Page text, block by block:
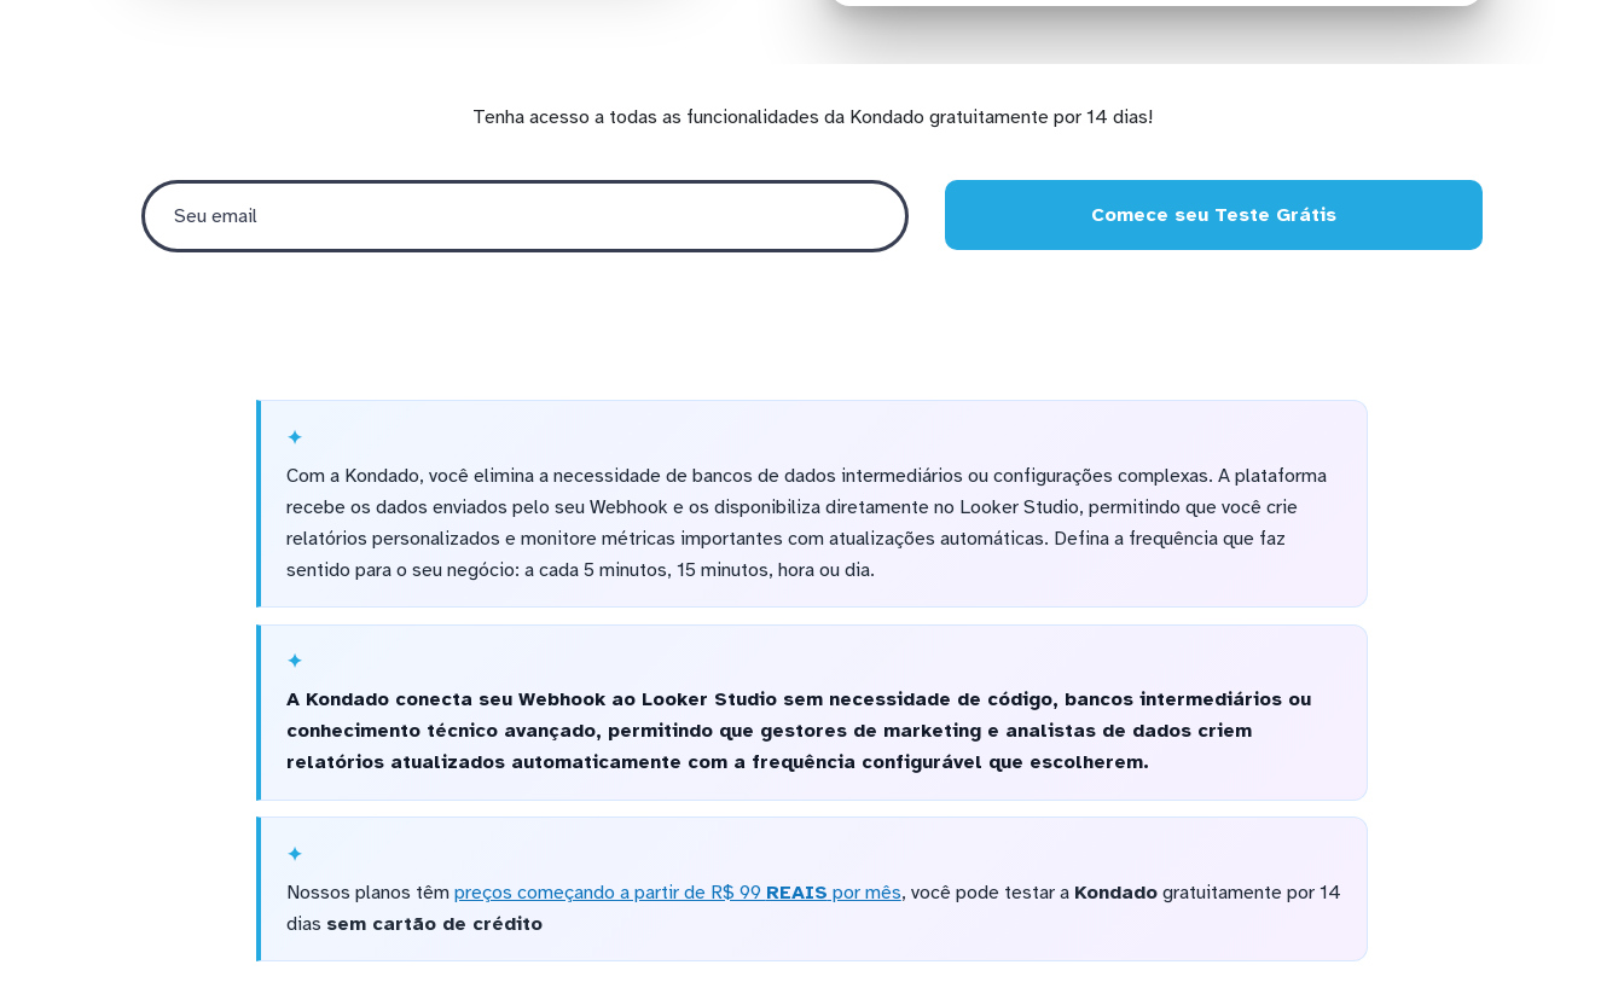
Tenha acesso a todas as funcionalidades da Kondado gratuitamente por 14 dias!
Comece seu Teste Grátis
Com a Kondado, você elimina a necessidade de bancos de dados intermediários ou configurações complexas. A plataforma
recebe os dados enviados pelo seu Webhook e os disponibiliza diretamente no Looker Studio, permitindo que você crie
relatórios personalizados e monitore métricas importantes com atualizações automáticas. Defina a frequência que faz
sentido para o seu negócio: a cada 5 minutos, 15 minutos, hora ou dia.
A Kondado conecta seu Webhook ao Looker Studio sem necessidade de código, bancos intermediários ou
conhecimento técnico avançado, permitindo que gestores de marketing e analistas de dados criem
relatórios atualizados automaticamente com a frequência configurável que escolherem.
Nossos planos têm preços começando a partir de R$ 99 REAIS por mês, você pode testar a Kondadogratuitamente por 14
dias sem cartão de crédito